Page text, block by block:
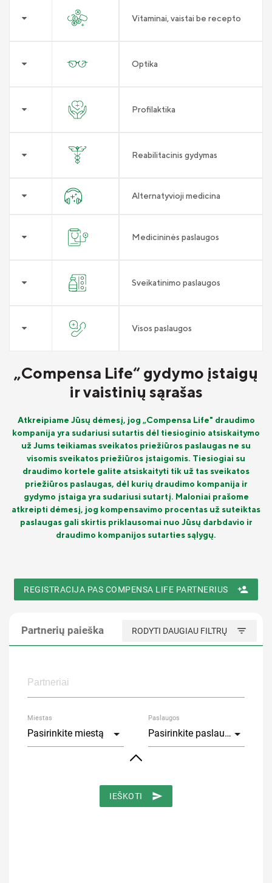
Vitaminai, vaistai be recepto
Optika
Profilaktika
Reabilitacinis gydymas
Alternatyvioji medicina
Medicininės paslaugos
Sveikatinimo paslaugos
Visos paslaugos
„Compensa Life“ gydymo įstaigų
ir vaistinių sąrašas
Atkreipiame Jūsų dėmesį, jog „Compensa Life" draudimo
kompanija yra sudariusi sutartis dėl tiesioginio atsiskaitymo
už Jums teikiamas sveikatos priežiūros paslaugas ne su
visomis sveikatos priežiūros įstaigomis. Tiesiogiai su
draudimo kortele galite atsiskaityti tik už tas sveikatos
priežiūros paslaugas, dėl kurių draudimo kompanija ir
gydymo įstaiga yra sudariusi sutartį. Maloniai prašome
atkreipti dėmesį, jog kompensavimo procentas už suteiktas
paslaugas gali skirtis priklausomai nuo Jūsų darbdavio ir
draudimo kompanijos sutarties sąlygų.